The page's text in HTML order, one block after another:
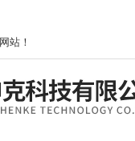
站！